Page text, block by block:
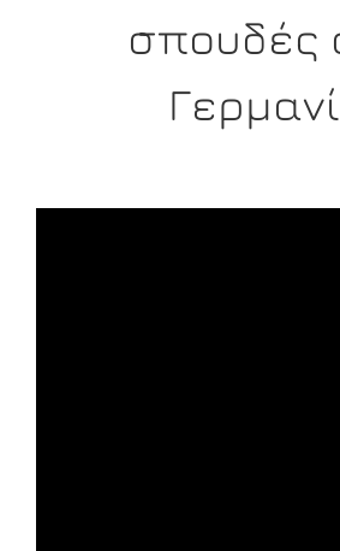
σπουδές